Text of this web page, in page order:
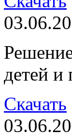
детей и
Скачать